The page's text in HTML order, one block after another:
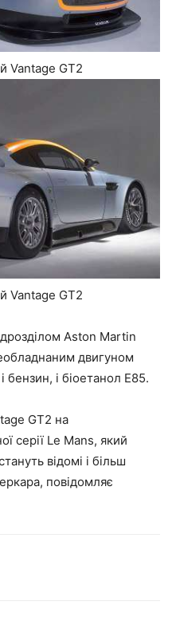
Vantage GT2
Vantage GT2
Aston Martin
двигуном
бензин, і біоетанол Е85.
GT2 на
серії Le Mans, який
відомі і більш
повідомляє